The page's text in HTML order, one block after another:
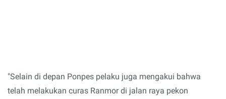
"Selain di depan Ponpes pelaku juga mengakui bahwa
telah melakukan curas Ranmor di jalan raya pekon